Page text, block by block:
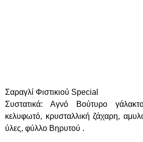
Σαραγλί Φιστικιού Special
Συστατικά: Αγνό Βούτυρο
κελυφωτό, κρυσταλλική ζάχαρη,
ύλες, φύλλο Βηρυτού .